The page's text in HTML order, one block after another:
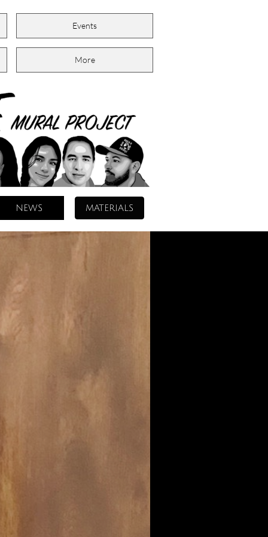
Events
More
NEWS MATERIALS